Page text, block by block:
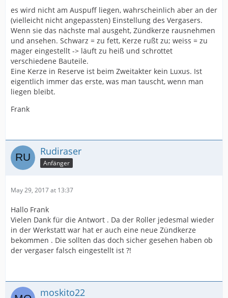
es wird nicht am Auspuff liegen, wahrscheinlich aber an der
(vielleicht nicht angepassten) Einstellung des Vergasers.
Wenn sie das nächste mal ausgeht, Zündkerze rausnehmen
und ansehen. Schwarz = zu fett, Kerze rußt zu; weiss = zu
mager eingestellt -> läuft zu heiß und schrottet
verschiedene Bauteile.
Eine Kerze in Reserve ist beim Zweitakter kein Luxus. Ist
eigentlich immer das erste, was man tauscht, wenn man
liegen bleibt.
Frank
Rudiraser
Anfänger
May 29, 2017 at 13:37
Hallo Frank
Vielen Dank für die Antwort . Da der Roller jedesmal wieder
in der Werkstatt war hat er auch eine neue Zündkerze
bekommen . Die sollten das doch sicher gesehen haben ob
der vergaser falsch eingestellt ist ?!
moskito22